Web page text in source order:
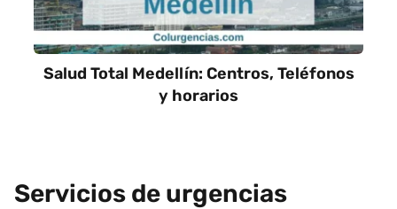
Salud Total Medellín: Centros, Teléfonos
y horarios
Servicios de urgencias